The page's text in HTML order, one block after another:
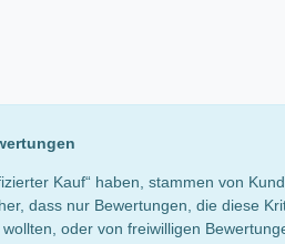
Kauf“ haben, stammen von
dass nur Bewertungen, die diese
oder von freiwilligen